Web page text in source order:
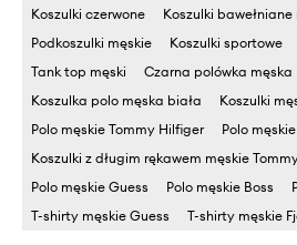
Koszulki czerwone
Koszulki bawełniane
Podkoszulki męskie
Koszulki sportowe
Tank top męski
Czarna polówka męska
Koszulka polo męska biała
Koszulki
Polo męskie Tommy Hilfiger
Polo
Koszulki z długim rękawem męskie
Polo męskie Guess
Polo męskie Boss
T-shirty męskie Guess
T-shirty męskie